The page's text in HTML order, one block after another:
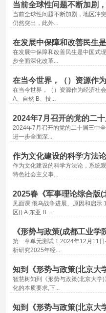
当前全球性问题不断加剧
当前全球性问题不断加剧，地区冲
仍然突出，此外...
在发展中保障和改善民生
在发展中保障和改善民生是中国式
步全面深化改革...
在当今世界，（）资源作
在当今世界，（）资源作为经济社
A、自然 B、技...
2024年7月召开的党的二
2024年7月召开的党的二十届三中
进一步全面深...
作为文化建设的科学方法
作为文化建设的科学方法论，系统
特色社会主义事...
2025春《军事理论综合版(
见面课:俄乌战争进展、原因和启示
区() A.东亚 B....
《形势与政策(成都工业学
第一章单元测试 1.2024年12月11
析研究2025年经...
知到《形势与政策(北京大
智慧树知到《形势与政策(北京大学
化的本质要求,下...
知到《形势与政策(北京大